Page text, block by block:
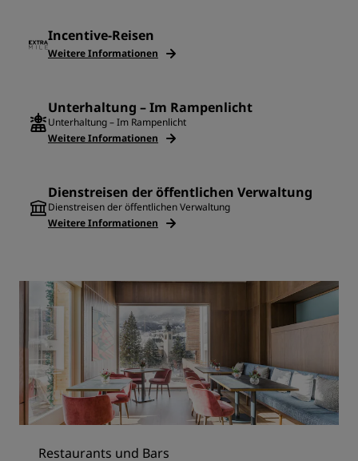
Incentive-Reisen
Weitere Informationen
Unterhaltung – Im Rampenlicht
Unterhaltung – Im Rampenlicht
Weitere Informationen
Dienstreisen der öffentlichen Verwaltung
Dienstreisen der öffentlichen Verwaltung
Weitere Informationen
Restaurants und Bars